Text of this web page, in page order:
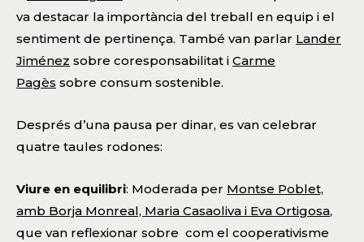
va destacar la importància del treball en equip i el
sentiment de pertinença. També van parlar Lander
Jiménez sobre coresponsabilitat i Carme
Pagès sobre consum sostenible.
Després d’una pausa per dinar, es van celebrar
quatre taules rodones:
Viure en equilibri: Moderada per Montse Poblet,
amb Borja Monreal, Maria Casaoliva i Eva Ortigosa,
que van reflexionar sobre com el cooperativisme